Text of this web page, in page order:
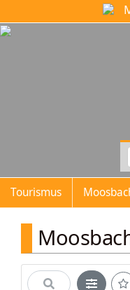
Tourismus